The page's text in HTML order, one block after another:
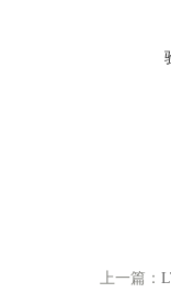
上一篇：